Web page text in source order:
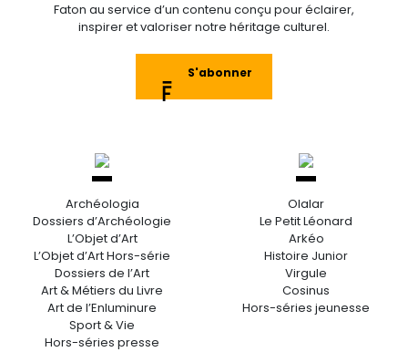
Faton au service d’un contenu conçu pour éclairer,
inspirer et valoriser notre héritage culturel.
S'abonner
Archéologia
Dossiers d’Archéologie
L’Objet d’Art
L’Objet d’Art Hors-série
Dossiers de l’Art
Art & Métiers du Livre
Art de l’Enluminure
Sport & Vie
Hors-séries presse
Olalar
Le Petit Léonard
Arkéo
Histoire Junior
Virgule
Cosinus
Hors-séries jeunesse